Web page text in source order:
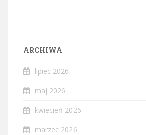
ARCHIWA
lipiec 2026
maj 2026
kwiecień 2026
marzec 2026